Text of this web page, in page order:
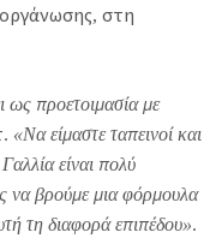
στη
ως προετοιμασία με
«Να είμαστε ταπεινοί και
είναι πολύ
να βρούμε μια φόρμουλα
τη διαφορά επιπέδου».